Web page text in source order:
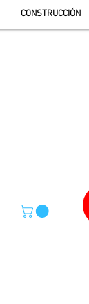
CONSTRUCCIÓN